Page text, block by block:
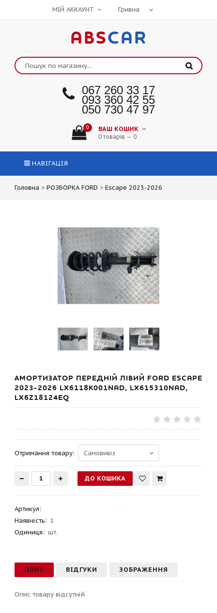
МІЙ АККАУНТ
ABSCAR
067 260 33 17
093 360 42 55
050 730 47 97
0 ВАШ КОШИК
0 товарів — 0
НАВІГАЦІЯ
Головна > РОЗБОРКА FORD > Escape 2023-2026
АМОРТИЗАТОР ПЕРЕДНІЙ ЛІВИЙ FORD ESCAPE
2023-2026 LX6118K001NAD, LX615310NAD,
LX6Z18124EQ
Отримання товару:
Артикул:
Наявність: 1
Одиниця: шт.
ОПИС ВІДГУКИ ЗОБРАЖЕННЯ
Опис товару відсутній